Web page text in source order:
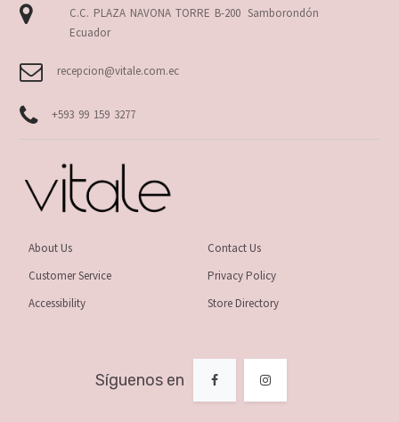
C.C. PLAZA NAVONA TORRE B-200 Samborondón
Ecuador
recepcion@vitale.com.ec
+593 99 159 3277
About Us
Contact Us
Customer Service
Privacy Policy
Accessibility
Store Directory
Síguenos en